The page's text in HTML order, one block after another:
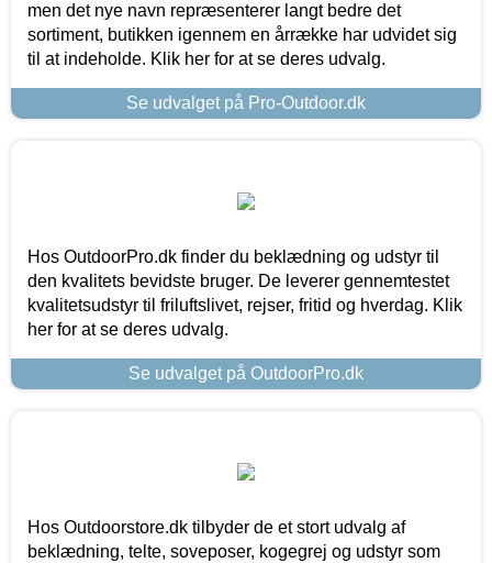
men det nye navn repræsenterer langt bedre det
sortiment, butikken igennem en årrække har udvidet sig
til at indeholde. Klik her for at se deres udvalg.
Se udvalget på Pro-Outdoor.dk
Hos OutdoorPro.dk finder du beklædning og udstyr til
den kvalitets bevidste bruger. De leverer gennemtestet
kvalitetsudstyr til friluftslivet, rejser, fritid og hverdag. Klik
her for at se deres udvalg.
Se udvalget på OutdoorPro.dk
Hos Outdoorstore.dk tilbyder de et stort udvalg af
beklædning, telte, soveposer, kogegrej og udstyr som